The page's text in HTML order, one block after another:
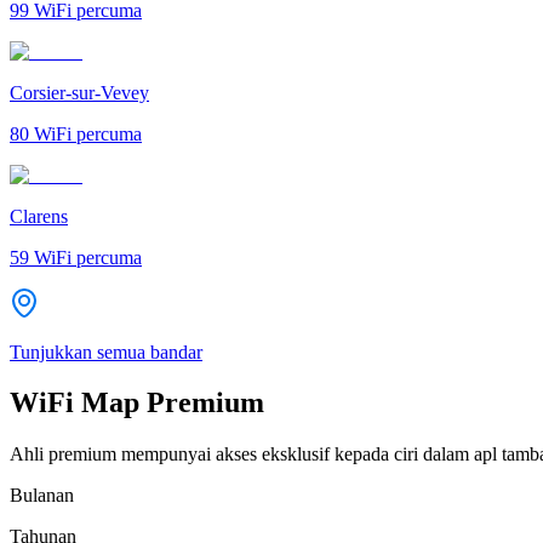
99 WiFi percuma
Corsier-sur-Vevey
80 WiFi percuma
Clarens
59 WiFi percuma
Tunjukkan semua bandar
WiFi Map Premium
Ahli premium mempunyai akses eksklusif kepada ciri dalam apl
Bulanan
Tahunan